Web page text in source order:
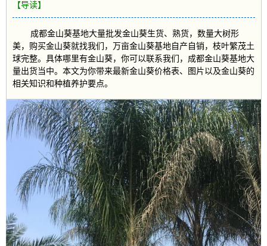
【导读】
成都金山葵基地大量批发金山葵生货、熟货，数量大树形
美，购买金山葵就找我们，万亩金山葵基地自产自销，枝叶繁茂土
球完整。具体哪里有金山葵，你可以联系我们，成都金山葵基地大
量出货当中。本文为你带来最新金山葵价格表、图片以及金山葵的
相关知识和种植养护要点。